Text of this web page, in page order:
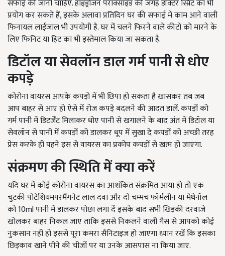
सफाई की जानी चाहिए. हाइड्रोजन पराक्साइड की जगह डॉक्टर स्प्रिट का भी
प्रयोग कर सकते हैं, इसके अलावा प्रतिदिन घर की सफाई में काम आने वाली
फिनायल लाईजाल भी उपयोगी है. घर में चलने फिरने वाले कीटों को मारने के
लिए फिनिट या हिट का भी इस्तेमाल किया जा सकता है.
डिटॉल या सेवलॉन डाल गर्म पानी से धोए
कपड़े
कोरोना वायरस आपके कपड़ो में भी छिपा हो सकता है खासकर तब जब
आप बाहर से आए हो ऐसे में रोज कपड़े बदलने की आदत डालें. कपड़ों को
गर्म पानी में डिटर्जेंट मिलाकर धोए पानी से खगालने के बाद अंत में डिटॉल या
सेवलॉन से पानी में कपड़ों को डालकर धूप में सुखा दे कपड़ों को अच्छी तरह
प्रेस करके ही पहने इस से वायरस का प्रकोप कपड़ों से खत्म हो जाएगा.
संक्रमण की स्थिति में क्या करें
यदि घर में कोई कोरोना वायरस का आशंकित संक्रमित आया हो तो एक
चुटकी पोटेशियमपरमैंगनेट लाल दवा और दो चम्मच फॉर्मलीन या मेथेनॉल
को 10ml पानी में डालकर पोछा लगा दें इसके बाद सभी खिड़की दरवाजे
खोलकर बाहर निकल जाए ताकि इससे निकलने वाली गैस से आपको कोई
नुकसान नहीं हो इससे पूरा कमरा सैनिटाइज हो जाएगा ध्यान रखें कि इसका
छिड़काव खाने पीने की चीजों पर या उनके आसपास ना किया जाए.